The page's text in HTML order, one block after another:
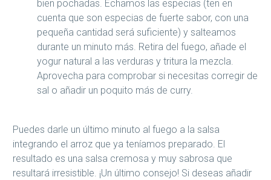
bien pochadas. Echamos las especias (ten en
cuenta que son especias de fuerte sabor, con una
pequeña cantidad será suficiente) y salteamos
durante un minuto más. Retira del fuego, añade el
yogur natural a las verduras y tritura la mezcla.
Aprovecha para comprobar si necesitas corregir de
sal o añadir un poquito más de curry.
Puedes darle un último minuto al fuego a la salsa
integrando el arroz que ya teníamos preparado. El
resultado es una salsa cremosa y muy sabrosa que
resultará irresistible. ¡Un último consejo! Si deseas añadir